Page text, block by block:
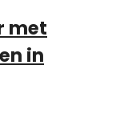
met
in